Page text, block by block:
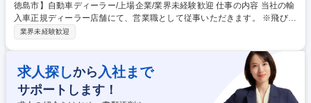
徳島市】自動車ディーラー/上場企業/業界未経験歓迎 仕事の内容 当社の輸
入車正規ディーラー店舗にて、営業職として従事いただきます。 ※飛び込
み営業ではなく、ショールームへご来店いただいたお客様へご提案する、
車両の説明 ◇見積もりの作成 ◇自動車保険や各種付帯商品のご提案 ◇成
約後の書類手続き、納車対応 ◇既存顧客へのフォロー連絡・代替提案 募
集職種 【営業職／徳島県徳島市】自動車ディーラー/上場企業/業界未経験
歓迎
業界未経験歓迎
求人探しから 入社まで
サポートします！